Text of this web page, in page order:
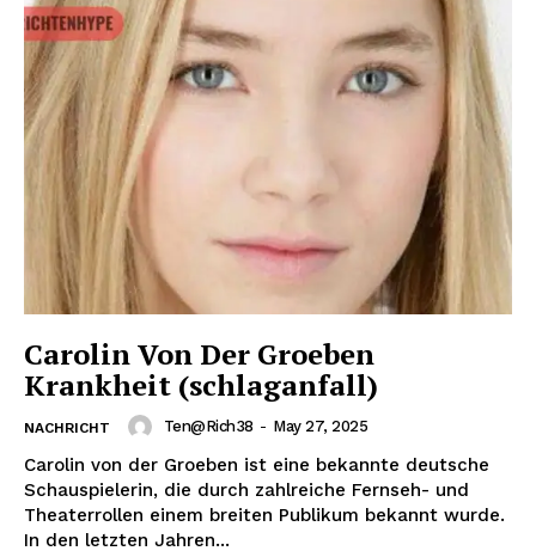
Carolin Von Der Groeben
Krankheit (schlaganfall)
NACHRICHT Ten@rich38 - May 27, 2025
Carolin von der Groeben ist eine bekannte deutsche
Schauspielerin, die durch zahlreiche Fernseh- und
Theaterrollen einem breiten Publikum bekannt wurde.
In den letzten Jahren...